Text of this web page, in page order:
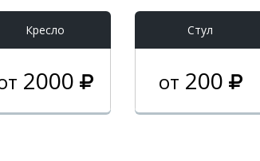
Кресло
2000
Стул
от 200